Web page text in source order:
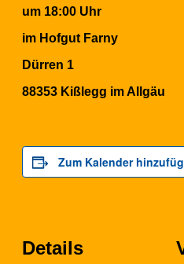
um 18:00 Uhr
im Hofgut Farny
Dürren 1
88353 Kißlegg im Allgäu
Zum Kalender
Details